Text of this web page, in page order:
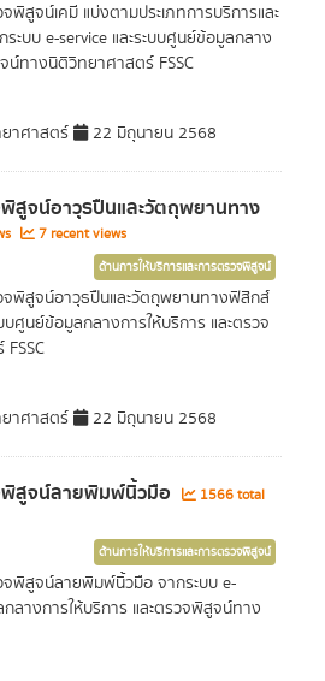
พิสูจน์เคมี แบ่งตามประเภทการบริการและ
ระบบ e-service และระบบศูนย์ข้อมูลกลาง
น์ทางนิติวิทยาศาสตร์ FSSC
าศาสตร์ 22 มิถุนายน 2568
สูจน์อาวุธปืนและวัตถุพยานทาง
7 recent views
ด้านการให้บริการและการตรวจพิสูจน์
พิสูจน์อาวุธปืนและวัตถุพยานทางฟิสิกส์
บศูนย์ข้อมูลกลางการให้บริการ และตรวจ
าศาสตร์ 22 มิถุนายน 2568
พิสูจน์ลายพิมพ์นิ้วมือ
1566 total
ด้านการให้บริการและการตรวจพิสูจน์
พิสูจน์ลายพิมพ์นิ้วมือ จากระบบ e-
ลางการให้บริการ และตรวจพิสูจน์ทาง